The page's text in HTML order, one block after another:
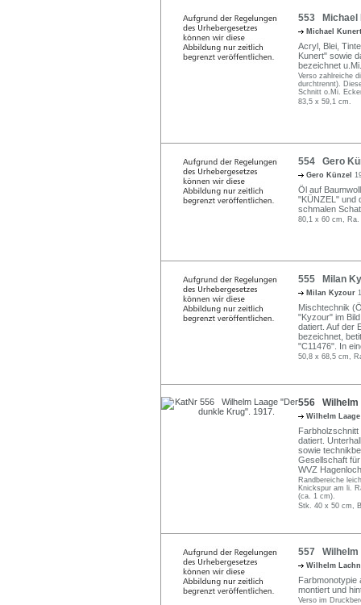
553 Michael
Michael
Acryl, Blei,
Kunert" sowie
bezeichnet
Verso zahlreiche
durchtrennt).
Schnitt o.Mi.
83,5 x 59,1 cm.
554 Gero
Gero Künzel
Öl auf
"KÜNZEL" und
schmalen
80,1 x 60 cm,
555 Milan
Milan Kyzour
Mischtechnik
"Kyzour" im
datiert. Auf der
bezeichnet,
"C11476". In
50,8 x 68,5 cm,
556 Wilhelm
Wilhelm
Farbholzschnitt
datiert.
sowie
Gesellschaft
WVZ
Randbereiche
Knickspur am li.
(ca. 1 cm).
Stk. 40 x 50 cm,
557 Wilhelm
Wilhelm
Farbmonotypie
montiert und
Verso im